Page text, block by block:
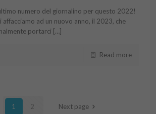
numero del giornalino per questo 2022!
affacciamo ad un nuovo anno, il 2023, che
portarci […]
Read more
1 2 Next page